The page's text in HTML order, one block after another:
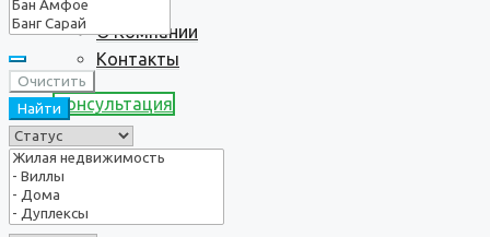
О Компании
Контакты
Консультация
Очистить
Найти